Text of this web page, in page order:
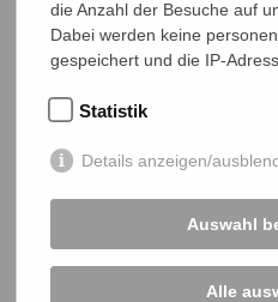
Sichere
Einkommen zu erwirtschaften.
die Anzahl der Besuche auf
Dabei werden keine
gespeichert und die IP-
Statistik
Details anzeigen/
Auswahl
Alle